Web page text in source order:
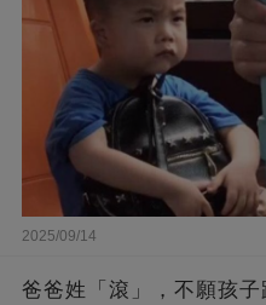
2025/09/14
爸爸姓「滾」，不願孩